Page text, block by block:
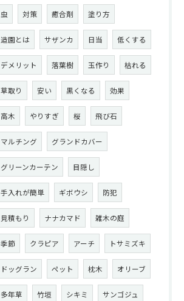
虫 対策 癒合剤 塗り方
造園とは サザンカ 日当 低くする
デメリット 落葉樹 玉作り 枯れる
草取り 安い 黒くなる 効果
高木 やりすぎ 桜 飛び石
マルチング グランドカバー
グリーンカーテン 目隠し
手入れが簡単 ギボウシ 防犯
見積もり ナナカマド 雑木の庭
季節 クラピア アーチ トサミズキ
ドッグラン ペット 枕木 オリーブ
多年草 竹垣 シキミ サンゴジュ